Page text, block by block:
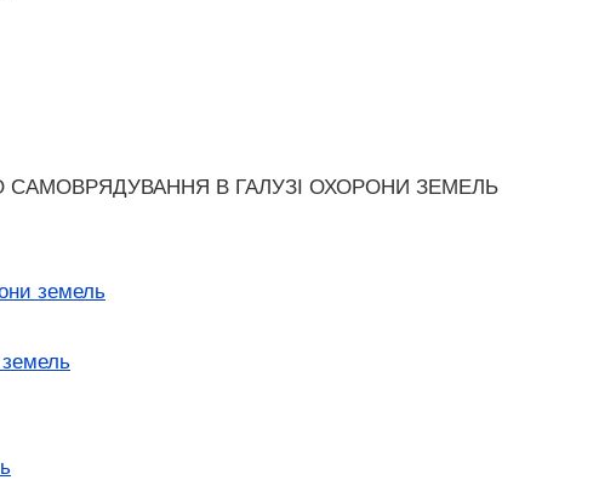
САМОВРЯДУВАННЯ В ГАЛУЗІ ОХОРОНИ ЗЕМЕЛЬ
земель
земель